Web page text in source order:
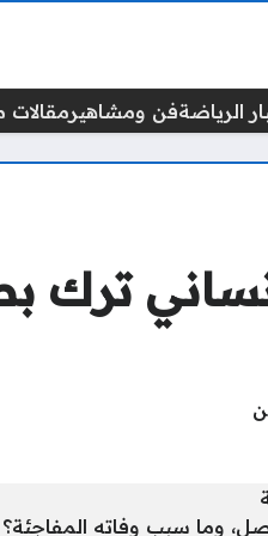
الرياضةفن ومشاهيرمقالات
سبب وفاته المفاجئة؟